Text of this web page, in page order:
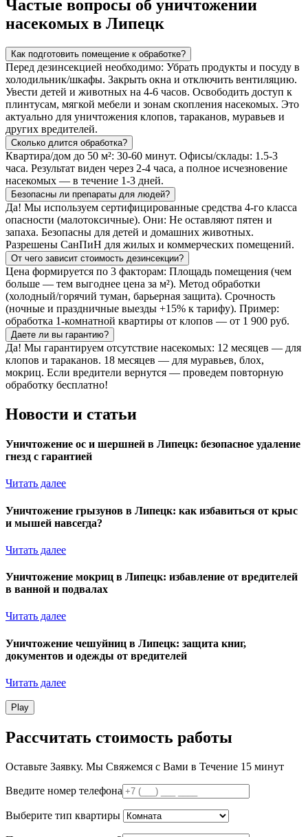
Частые вопросы об уничтожении
насекомых в Липецк
Как подготовить помещение к обработке?
Перед дезинсекцией необходимо: Убрать продукты и посуду в
холодильник/шкафы. Закрыть окна и отключить вентиляцию.
Увести детей и животных на 4-6 часов. Освободить доступ к
плинтусам, мягкой мебели и зонам скопления насекомых. Это
актуально для уничтожения клопов, тараканов, муравьев и
других вредителей.
Сколько длится обработка?
Квартира/дом до 50 м²: 30-60 минут. Офисы/склады: 1.5-3
часа. Результат виден через 2-4 часа, а полное исчезновение
насекомых — в течение 1-3 дней.
Безопасны ли препараты для людей?
Да! Мы используем сертифицированные средства 4-го класса
опасности (малотоксичные). Они: Не оставляют пятен и
запаха. Безопасны для детей и домашних животных.
Разрешены СанПиН для жилых и коммерческих помещений.
От чего зависит стоимость дезинсекции?
Цена формируется по 3 факторам: Площадь помещения (чем
больше — тем выгоднее цена за м²). Метод обработки
(холодный/горячий туман, барьерная защита). Срочность
(ночные и праздничные выезды +15% к тарифу). Пример:
обработка 1-комнатной квартиры от клопов — от 1 900 руб.
Даете ли вы гарантию?
Да! Мы гарантируем отсутствие насекомых: 12 месяцев — для
клопов и тараканов. 18 месяцев — для муравьев, блох,
мокриц. Если вредители вернутся — проведем повторную
обработку бесплатно!
Новости и статьи
Уничтожение ос и шершней в Липецк: безопасное удаление
гнезд с гарантией
Читать далее
Уничтожение грызунов в Липецк: как избавиться от крыс
и мышей навсегда?
Читать далее
Уничтожение мокриц в Липецк: избавление от вредителей
в ванной и подвалах
Читать далее
Уничтожение чешуйниц в Липецк: защита книг,
документов и одежды от вредителей
Читать далее
Play
Рассчитать стоимость работы
Оставьте Заявку. Мы Свяжемся с Вами в Течение 15 минут
Введите номер телефона
Выберите тип квартиры